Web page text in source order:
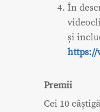
În
și
https://
Premii
Cei 10